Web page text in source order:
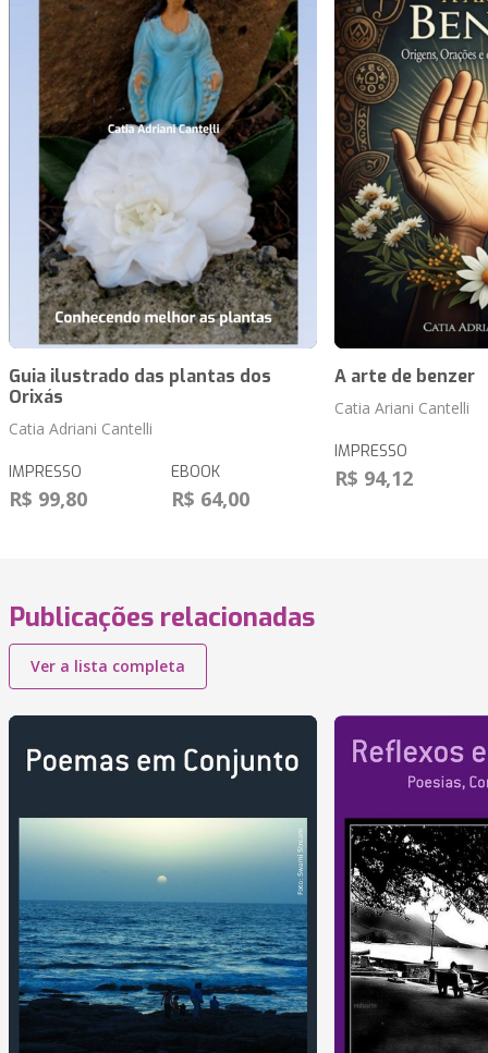
Guia ilustrado das plantas dos
Orixás
Catia Adriani Cantelli
IMPRESSO
R$ 99,80
EBOOK
R$ 64,00
A arte de benzer
Catia Ariani Cantelli
IMPRESSO
R$ 94,12
Publicações relacionadas
Ver a lista completa